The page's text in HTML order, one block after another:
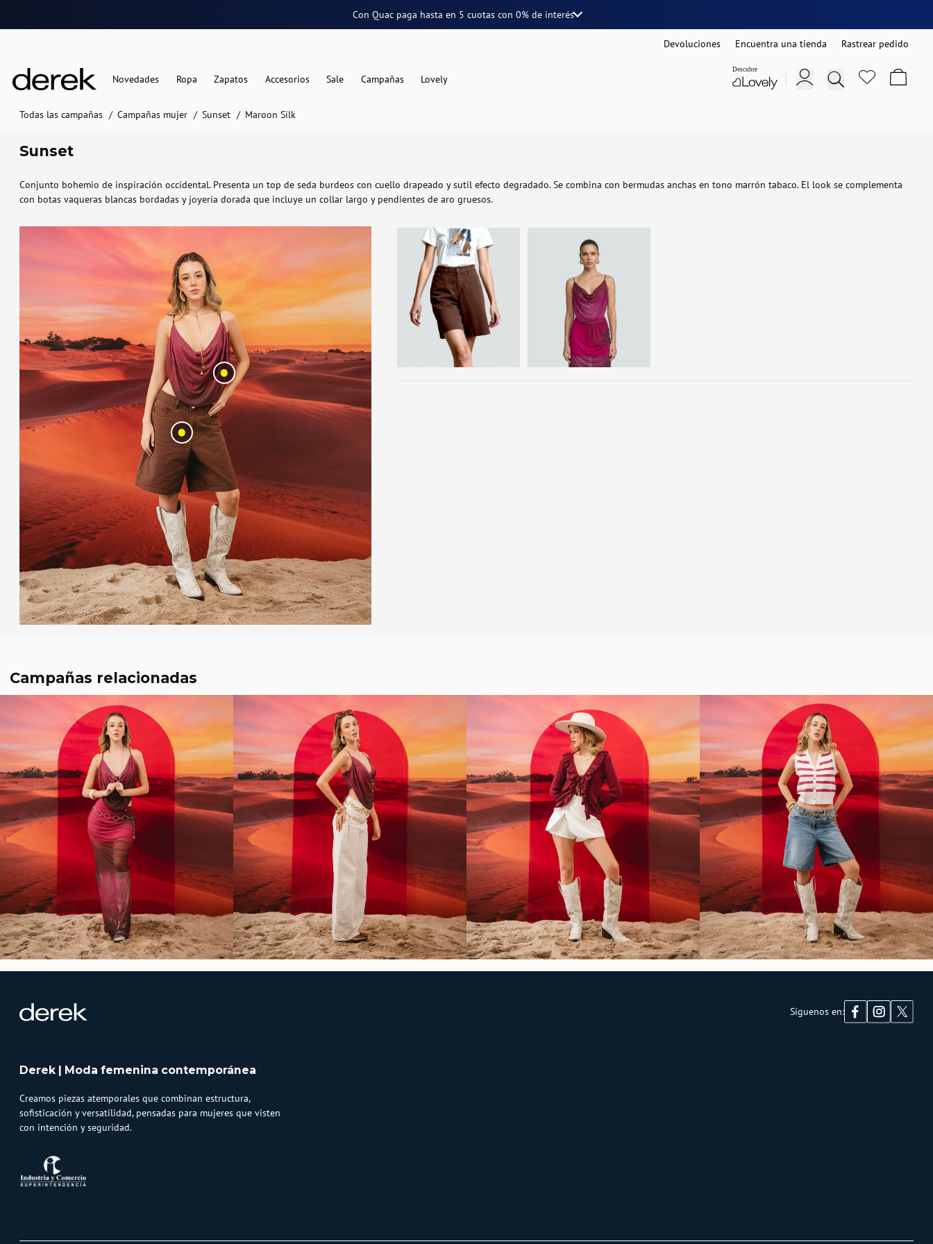
Con Quac paga hasta en 5 cuotascon 0% de interés
Devoluciones Encuentra una tienda Rastrear pedido
Novedades Ropa Zapatos Accesorios Sale Campañas Lovely
Todas las campañas Campañas mujer Sunset Maroon Silk
Sunset
Conjunto bohemio de inspiración occidental. Presenta un top de seda burdeos con cuello drapeado y sutil efecto degradado. Se combina con bermudas anchas en tono marrón tabaco. El look se complementa
con botas vaqueras blancas bordadas y joyería dorada que incluye un collar largo y pendientes de aro gruesos.
Campañas relacionadas
Síguenos en:
Derek | Moda femenina contemporánea
Creamos piezas atemporales que combinan estructura,
sofisticación y versatilidad, pensadas para mujeres que visten
con intención y seguridad.